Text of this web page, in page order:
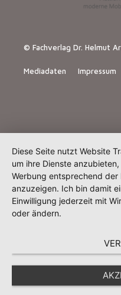
© Fachverlag Dr. Helmut
Mediadaten Impressum
Diese Seite nutzt Website
um ihre Dienste
Werbung entsprechend
anzuzeigen. Ich bin damit
Einwilligung jederzeit mit
oder ändern.